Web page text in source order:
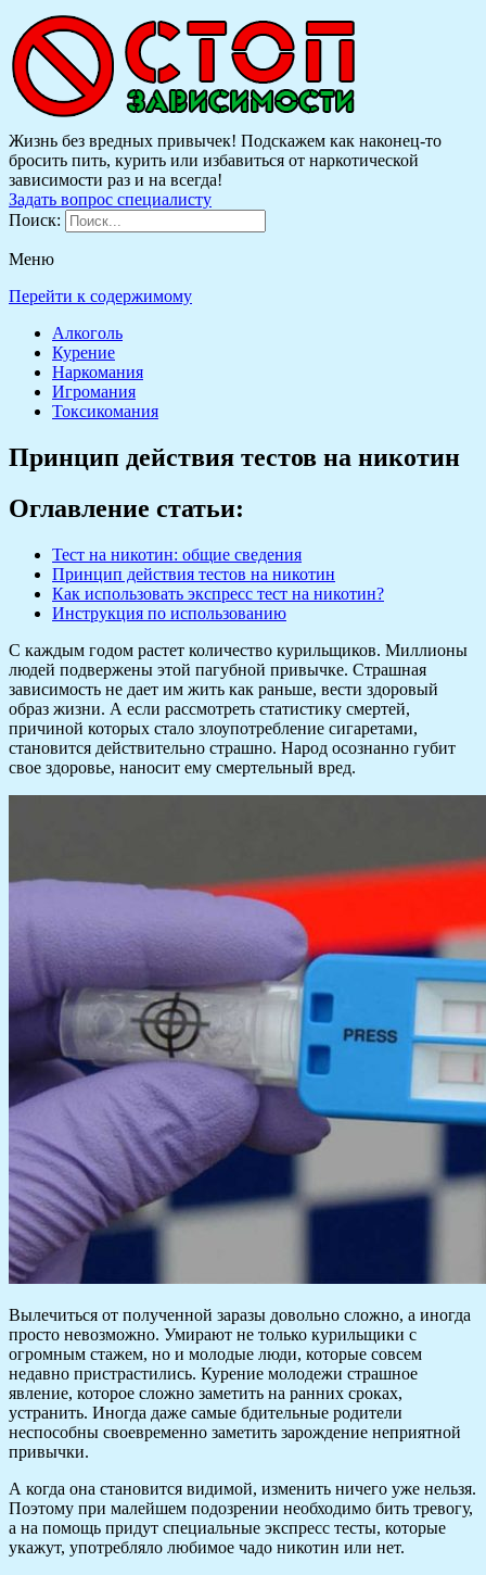
Жизнь без вредных привычек! Подскажем как наконец-то
бросить пить, курить или избавиться от наркотической
зависимости раз и на всегда!
Задать вопрос специалисту
Поиск:
Меню
Перейти к содержимому
Алкоголь
Курение
Наркомания
Игромания
Токсикомания
Принцип действия тестов на никотин
Оглавление статьи:
Тест на никотин: общие сведения
Принцип действия тестов на никотин
Как использовать экспресс тест на никотин?
Инструкция по использованию
С каждым годом растет количество курильщиков. Миллионы
людей подвержены этой пагубной привычке. Страшная
зависимость не дает им жить как раньше, вести здоровый
образ жизни. А если рассмотреть статистику смертей,
причиной которых стало злоупотребление сигаретами,
становится действительно страшно. Народ осознанно губит
свое здоровье, наносит ему смертельный вред.
Вылечиться от полученной заразы довольно сложно, а иногда
просто невозможно. Умирают не только курильщики с
огромным стажем, но и молодые люди, которые совсем
недавно пристрастились. Курение молодежи страшное
явление, которое сложно заметить на ранних сроках,
устранить. Иногда даже самые бдительные родители
неспособны своевременно заметить зарождение неприятной
привычки.
А когда она становится видимой, изменить ничего уже нельзя.
Поэтому при малейшем подозрении необходимо бить тревогу,
а на помощь придут специальные экспресс тесты, которые
укажут, употребляло любимое чадо никотин или нет.